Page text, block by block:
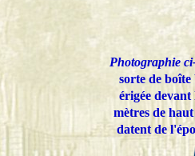
Photographie
sorte de
érigée
mètres de
datent de